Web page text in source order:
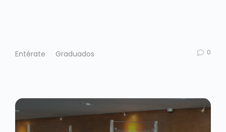
Entérate Graduados 0